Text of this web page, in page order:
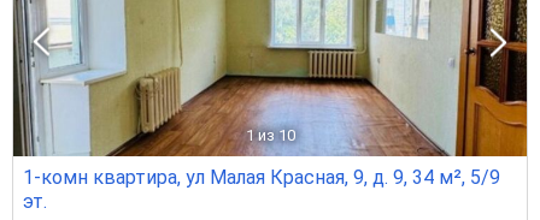
1 из 10
1-комн квартира, ул Малая Красная, 9, д. 9, 34 м², 5/9
эт.